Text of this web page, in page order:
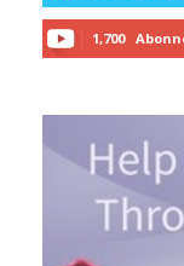
1,700